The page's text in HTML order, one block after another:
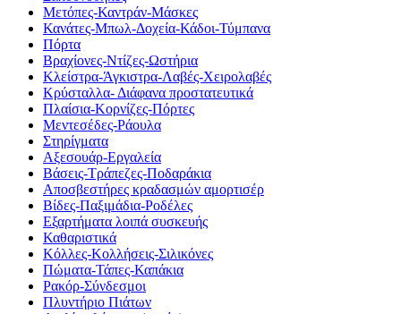
Μετόπες-Καντράν-Μάσκες
Κανάτες-Μπωλ-Δοχεία-Κάδοι-Τύμπανα
Πόρτα
Βραχίονες-Ντίζες-Ωστήρια
Κλείστρα-Άγκιστρα-Λαβές-Χειρολαβές
Κρύσταλλα- Διάφανα προστατευτικά
Πλαίσια-Κορνίζες-Πόρτες
Μεντεσέδες-Ράουλα
Στηρίγματα
Αξεσουάρ-Εργαλεία
Βάσεις-Τράπεζες-Ποδαράκια
Αποσβεστήρες κραδασμών αμορτισέρ
Βίδες-Παξιμάδια-Ροδέλες
Εξαρτήματα λοιπά συσκευής
Καθαριστικά
Κόλλες-Κολλήσεις-Σιλικόνες
Πώματα-Τάπες-Καπάκια
Ρακόρ-Σύνδεσμοι
Πλυντήριο Πιάτων